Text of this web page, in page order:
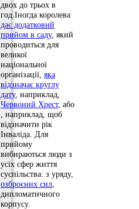
двох до трьох в
год.Іногда королева
дає додатковий
прийом в саду, який
проводиться для
великої
національної
організації, яка
відзначає круглу
дату, наприклад,
Червоний Хрест, або
, наприклад, щоб
відзначити рік
Інваліда. Для
прийому
вибираються люди з
усіх сфер життя
суспільства: з уряду,
озброєних сил
дипломатичного
корпусу.